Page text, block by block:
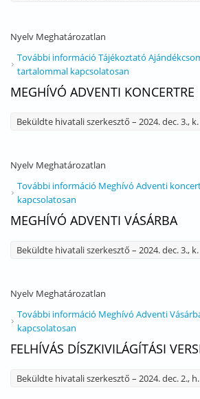
Nyelv Meghatározatlan
További információ Tájékoztató
tartalommal kapcsolatosan
MEGHÍVÓ ADVENTI KONCERTRE
Beküldte hivatali szerkesztő – 2024. dec. 3.,
Nyelv Meghatározatlan
További információ Meghívó Adventi
kapcsolatosan
MEGHÍVÓ ADVENTI VÁSÁRBA
Beküldte hivatali szerkesztő – 2024. dec. 3.,
Nyelv Meghatározatlan
További információ Meghívó Adventi
kapcsolatosan
FELHÍVÁS DÍSZKIVILÁGÍTÁSI
Beküldte hivatali szerkesztő – 2024. dec. 2.,